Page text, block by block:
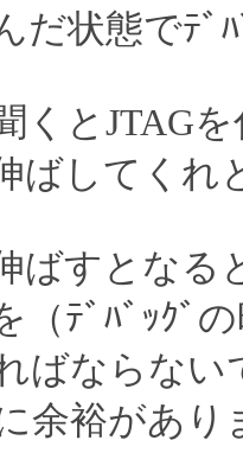
だ状態でﾃﾞ
くとJTAG
ばしてくれ
ばすとなる
（ﾃﾞﾊﾞｯｸﾞ
ばならない
余裕があり